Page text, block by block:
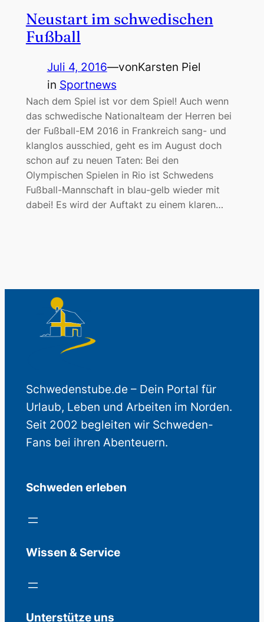
Neustart im schwedischen
Fußball
Juli 4, 2016—vonKarsten Piel
in Sportnews
Nach dem Spiel ist vor dem Spiel! Auch wenn
das schwedische Nationalteam der Herren bei
der Fußball-EM 2016 in Frankreich sang- und
klanglos ausschied, geht es im August doch
schon auf zu neuen Taten: Bei den
Olympischen Spielen in Rio ist Schwedens
Fußball-Mannschaft in blau-gelb wieder mit
dabei! Es wird der Auftakt zu einem klaren…
Schwedenstube.de – Dein Portal für
Urlaub, Leben und Arbeiten im Norden.
Seit 2002 begleiten wir Schweden-
Fans bei ihren Abenteuern.
Schweden erleben
Wissen & Service
Unterstütze uns